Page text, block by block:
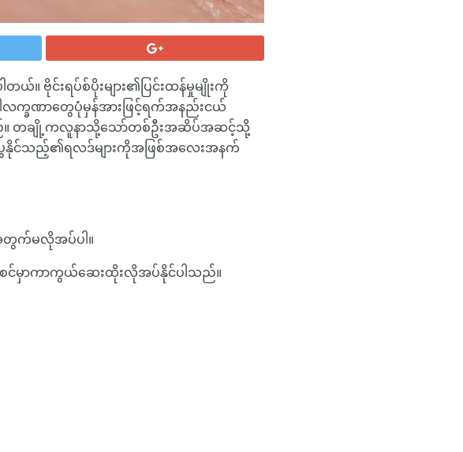
တယ်။ ဗိုင်းရပ်စ်ပိုးများ၏ပြင်းထန်မှုမျိုးကို
ဂါလက္ခဏာတွေပုံမှန်အားဖြင့်ရက်အနည်းငယ်
င်သည်။ တချို့ကလူနာသို့သော်တစ်ဦးအဆိပ်အဆင့်သို့
နိုင်သည့်၏ရလဒ်များကိုအဖြစ်အလေးအနက်
တွက်မလိုအပ်ပါ။
င်မှာကာကွယ်ဆေးထိုးလိုအပ်နိုင်ပါသည်။